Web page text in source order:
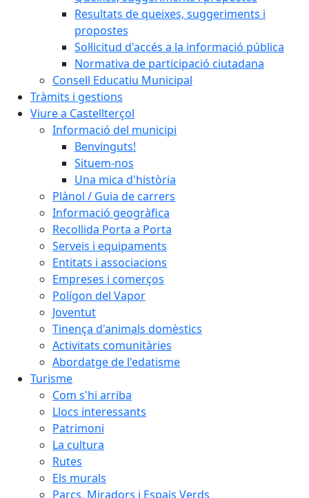
Resultats de queixes, suggeriments i
propostes
Sol·licitud d'accés a la informació pública
Normativa de participació ciutadana
Consell Educatiu Municipal
Tràmits i gestions
Viure a Castellterçol
Informació del municipi
Benvinguts!
Situem-nos
Una mica d'història
Plànol / Guia de carrers
Informació geogràfica
Recollida Porta a Porta
Serveis i equipaments
Entitats i associacions
Empreses i comerços
Polígon del Vapor
Joventut
Tinença d'animals domèstics
Activitats comunitàries
Abordatge de l'edatisme
Turisme
Com s'hi arriba
Llocs interessants
Patrimoni
La cultura
Rutes
Els murals
Parcs, Miradors i Espais Verds